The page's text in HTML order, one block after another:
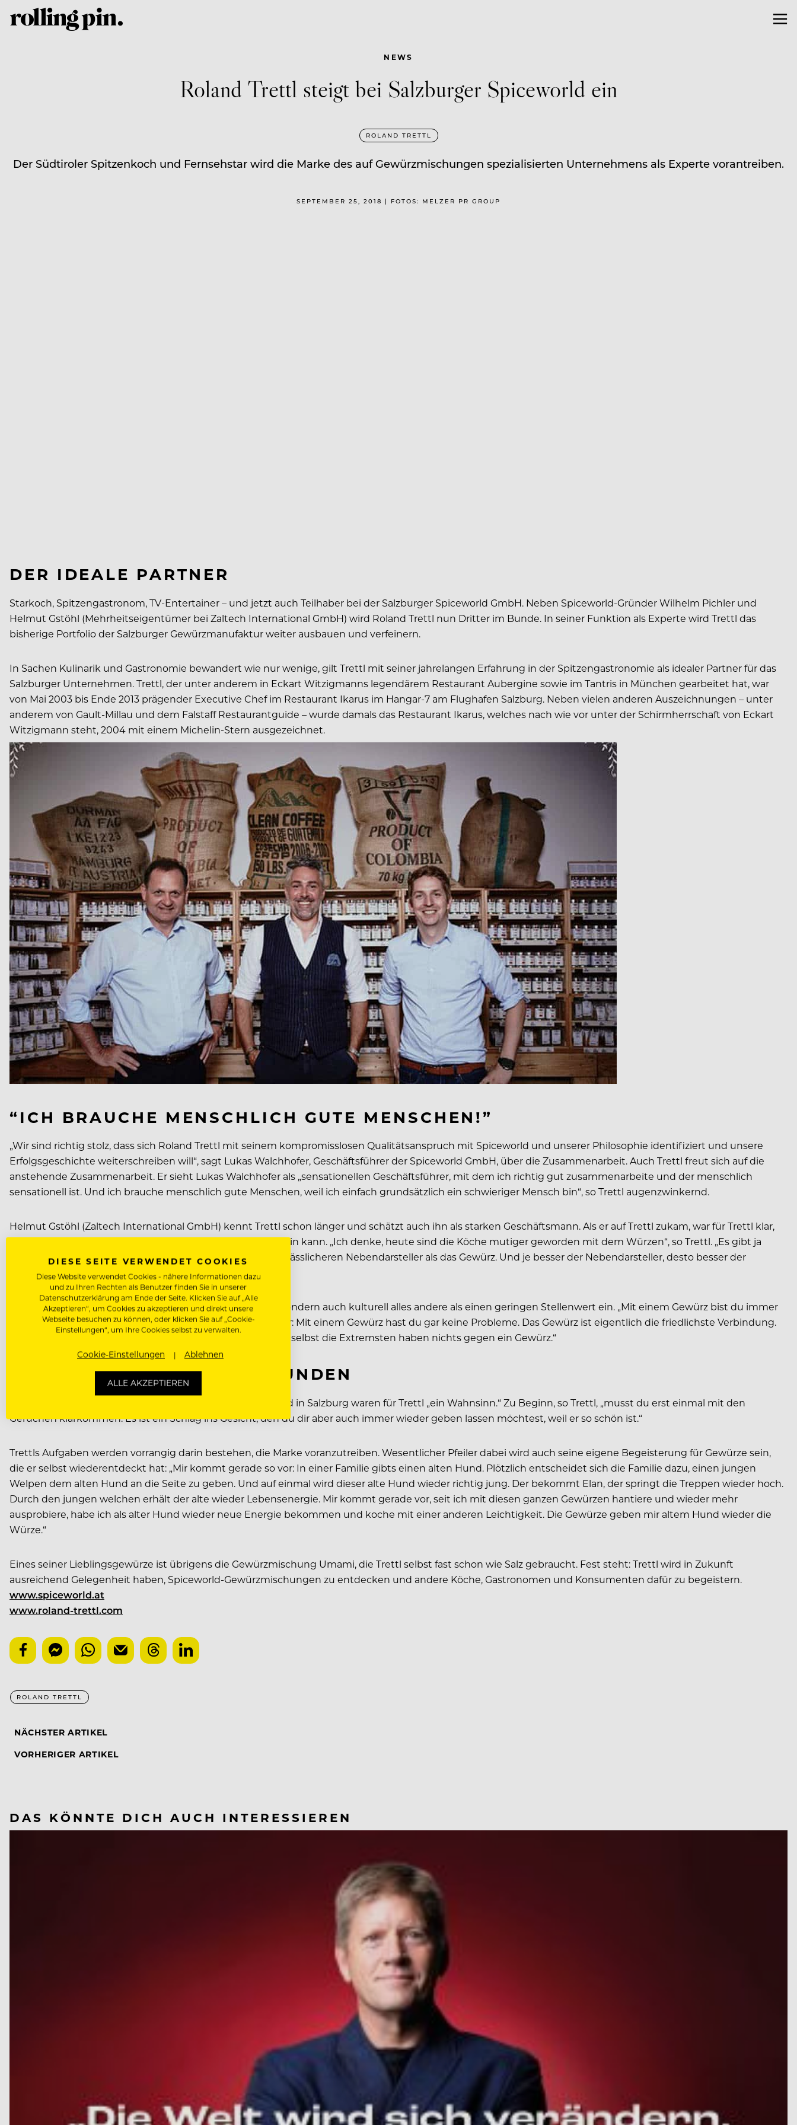
NEWS
Roland Trettl steigt bei Salzburger Spiceworld ein
ROLAND TRETTL
Der Südtiroler Spitzenkoch und Fernsehstar wird die Marke des auf Gewürzmischungen spezialisierten Unternehmens als Experte vorantreiben.
SEPTEMBER 25, 2018 | FOTOS: MELZER PR GROUP
DER IDEALE PARTNER
Starkoch, Spitzengastronom, TV-Entertainer – und jetzt auch Teilhaber bei der Salzburger Spiceworld GmbH. Neben Spiceworld-Gründer Wilhelm Pichler und
Helmut Gstöhl (Mehrheitseigentümer bei Zaltech International GmbH) wird Roland Trettl nun Dritter im Bunde. In seiner Funktion als Experte wird Trettl das
bisherige Portfolio der Salzburger Gewürzmanufaktur weiter ausbauen und verfeinern.
In Sachen Kulinarik und Gastronomie bewandert wie nur wenige, gilt Trettl mit seiner jahrelangen Erfahrung in der Spitzengastronomie als idealer Partner für das
Salzburger Unternehmen. Trettl, der unter anderem in Eckart Witzigmanns legendärem Restaurant Aubergine sowie im Tantris in München gearbeitet hat, war
von Mai 2003 bis Ende 2013 prägender Executive Chef im Restaurant Ikarus im Hangar-7 am Flughafen Salzburg. Neben vielen anderen Auszeichnungen – unter
anderem von Gault-Millau und dem Falstaff Restaurantguide – wurde damals das Restaurant Ikarus, welches nach wie vor unter der Schirmherrschaft von Eckart
Witzigmann steht, 2004 mit einem Michelin-Stern ausgezeichnet.
“ICH BRAUCHE MENSCHLICH GUTE MENSCHEN!”
„Wir sind richtig stolz, dass sich Roland Trettl mit seinem kompromisslosen Qualitätsanspruch mit Spiceworld und unserer Philosophie identifiziert und unsere
Erfolgsgeschichte weiterschreiben will“, sagt Lukas Walchhofer, Geschäftsführer der Spiceworld GmbH, über die Zusammenarbeit. Auch Trettl freut sich auf die
anstehende Zusammenarbeit. Er sieht Lukas Walchhofer als „sensationellen Geschäftsführer, mit dem ich richtig gut zusammenarbeite und der menschlich
sensationell ist. Und ich brauche menschlich gute Menschen, weil ich einfach grundsätzlich ein schwieriger Mensch bin“, so Trettl augenzwinkernd.
Helmut Gstöhl (Zaltech International GmbH) kennt Trettl schon länger und schätzt auch ihn als starken Geschäftsmann. Als er auf Trettl zukam, war für Trettl klar,
dass das Thema Gewürze für einen Koch nur interessant sein kann. „Ich denke, heute sind die Köche mutiger geworden mit dem Würzen“, so Trettl. „Es gibt ja
mehr als Salz und Pfeffer. Außerdem gibt es ja keinen unerlässlicheren Nebendarsteller als das Gewürz. Und je besser der Nebendarsteller, desto besser der
Hauptdarsteller.“
Den Gewürzen an sich räumt Trettl nicht nur kulinarisch, sondern auch kulturell alles andere als einen geringen Stellenwert ein. „Mit einem Gewürz bist du immer
bei jedem beliebt. Ob nun Veganer, Vegetarier, Fleischesser: Mit einem Gewürz hast du gar keine Probleme. Das Gewürz ist eigentlich die friedlichste Verbindung.
Und deshalb gefällt mir auch das Thema Gewürze so: denn selbst die Extremsten haben nichts gegen ein Gewürz.“
VON ALTEN UND JUNGEN HUNDEN
Die erste Begehung in den würzigen Hallen von Spiceworld in Salzburg waren für Trettl „ein Wahnsinn.“ Zu Beginn, so Trettl, „musst du erst einmal mit den
Gerüchen klarkommen. Es ist ein Schlag ins Gesicht, den du dir aber auch immer wieder geben lassen möchtest, weil er so schön ist.“
Trettls Aufgaben werden vorrangig darin bestehen, die Marke voranzutreiben. Wesentlicher Pfeiler dabei wird auch seine eigene Begeisterung für Gewürze sein,
die er selbst wiederentdeckt hat: „Mir kommt gerade so vor: In einer Familie gibts einen alten Hund. Plötzlich entscheidet sich die Familie dazu, einen jungen
Welpen dem alten Hund an die Seite zu geben. Und auf einmal wird dieser alte Hund wieder richtig jung. Der bekommt Elan, der springt die Treppen wieder hoch.
Durch den jungen welchen erhält der alte wieder Lebensenergie. Mir kommt gerade vor, seit ich mit diesen ganzen Gewürzen hantiere und wieder mehr
ausprobiere, habe ich als alter Hund wieder neue Energie bekommen und koche mit einer anderen Leichtigkeit. Die Gewürze geben mir altem Hund wieder die
Würze.“
Eines seiner Lieblingsgewürze ist übrigens die Gewürzmischung Umami, die Trettl selbst fast schon wie Salz gebraucht. Fest steht: Trettl wird in Zukunft
ausreichend Gelegenheit haben, Spiceworld-Gewürzmischungen zu entdecken und andere Köche, Gastronomen und Konsumenten dafür zu begeistern.
www.spiceworld.at
www.roland-trettl.com
ROLAND TRETTL
NÄCHSTER ARTIKEL
VORHERIGER ARTIKEL
DAS KÖNNTE DICH AUCH INTERESSIEREN
DIESE SEITE VERWENDET COOKIES
Diese Website verwendet Cookies - nähere Informationen dazu
und zu Ihren Rechten als Benutzer finden Sie in unserer
Datenschutzerklärung am Ende der Seite. Klicken Sie auf „Alle
Akzeptieren“, um Cookies zu akzeptieren und direkt unsere
Webseite besuchen zu können, oder klicken Sie auf „Cookie-
Einstellungen“, um Ihre Cookies selbst zu verwalten.
Cookie-Einstellungen Ablehnen
ALLE AKZEPTIEREN